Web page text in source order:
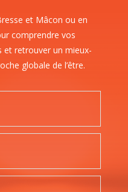
et Mâcon ou en
comprendre vos
et retrouver un mieux-
globale de l’être.